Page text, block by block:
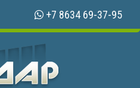
+7 8634 69-37-95